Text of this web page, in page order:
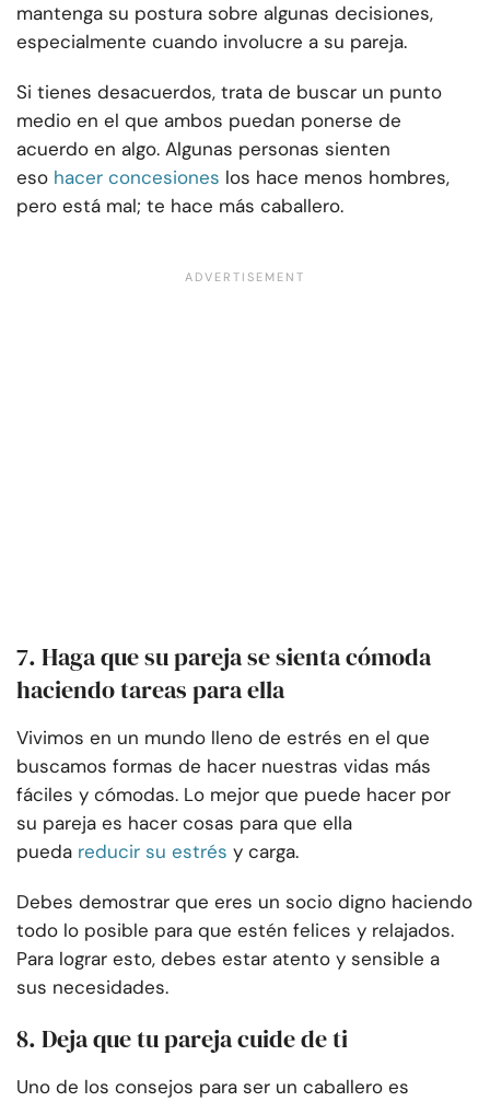
mantenga su postura sobre algunas decisiones,
especialmente cuando involucre a su pareja.
Si tienes desacuerdos, trata de buscar un punto
medio en el que ambos puedan ponerse de
acuerdo en algo. Algunas personas sienten
eso hacer concesiones los hace menos hombres,
pero está mal; te hace más caballero.
7. Haga que su pareja se sienta cómoda
haciendo tareas para ella
Vivimos en un mundo lleno de estrés en el que
buscamos formas de hacer nuestras vidas más
fáciles y cómodas. Lo mejor que puede hacer por
su pareja es hacer cosas para que ella
pueda reducir su estrés y carga.
Debes demostrar que eres un socio digno haciendo
todo lo posible para que estén felices y relajados.
Para lograr esto, debes estar atento y sensible a
sus necesidades.
8. Deja que tu pareja cuide de ti
Uno de los consejos para ser un caballero es